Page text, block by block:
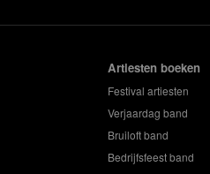
Artiesten boeken
Festival artiesten
Verjaardag band
Bruiloft band
Bedrijfsfeest band